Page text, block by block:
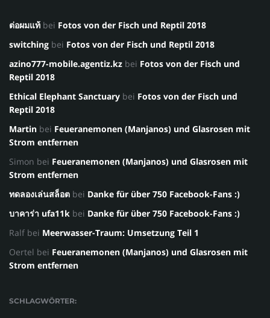
ต่อผมแท้ bei Fotos von der Fisch und Reptil 2018
switching bei Fotos von der Fisch und Reptil 2018
azino777-mobile.agentiz.kz bei Fotos von der Fisch und
Reptil 2018
Ethical Elephant Sanctuary bei Fotos von der Fisch und
Reptil 2018
Martin bei Feueranemonen (Manjanos) und Glasrosen mit
Strom entfernen
Simon bei Feueranemonen (Manjanos) und Glasrosen mit
Strom entfernen
ทดลองเล่นสล็อต bei Danke für über 750 Facebook-Fans :)
บาคาร่า ufa11k bei Danke für über 750 Facebook-Fans :)
Ralf bei Meerwasser-Traum: Umsetzung Teil 1
Oertel bei Feueranemonen (Manjanos) und Glasrosen mit
Strom entfernen
SCHLAGWÖRTER: